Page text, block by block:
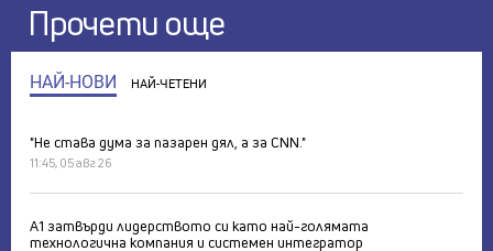
Прочети още
НАЙ-НОВИ НАЙ-ЧЕТЕНИ
"Не става дума за пазарен дял, а за CNN."
11:45, 05 авг 26
А1 затвърди лидерството си като най-голямата
технологична компания и системен интегратор